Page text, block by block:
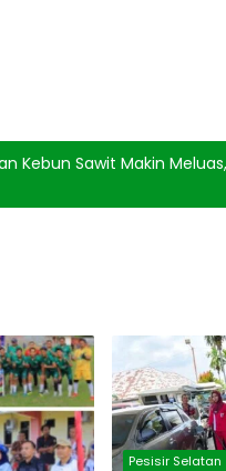
Kebun Sawit Makin
Pesisir Selatan